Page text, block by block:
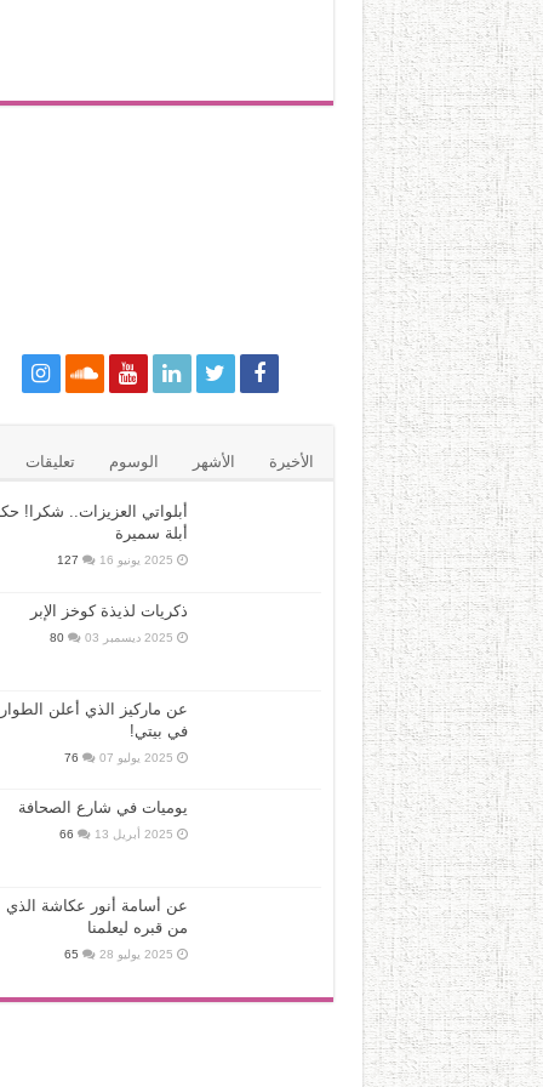
الأخيرة الأشهر الوسوم تعليقات
أبلواتي العزيزات.. شكرا!
أبلة سميرة
2025 يونيو 16 127
ذكريات لذيذة كوخز الإبر
2025 ديسمبر 03 80
عن ماركيز الذي أعلن
في بيتي!
2025 يوليو 07 76
يوميات في شارع الصحافة
2025 أبريل 13 66
عن أسامة أنور عكاشة الذي
من قبره ليعلمنا
2025 يوليو 28 65